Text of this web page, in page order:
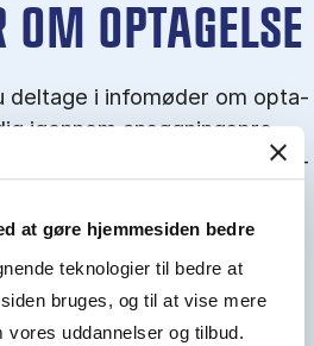
at gøre hjemmesiden bedre
teknologier til bedre at
bruges, og til at vise mere
vores uddannelser og tilbud.
OM OP­TA­GEL­SE
del­tage i in­fo­mø­der om op­ta­
igen­nem an­søg­nings­pro­
kvo­te 1 og 2, sprog- og ad­
du forbedrer dine chancer
her i slutningen af august.